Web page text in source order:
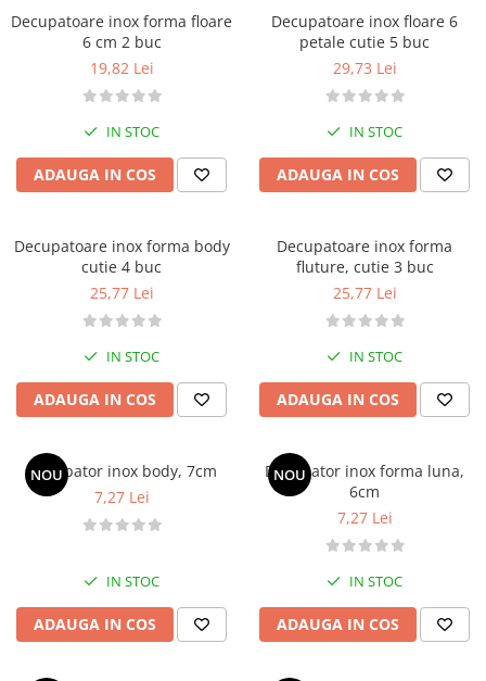
Patiserie,Pizza
Mixere planetare
Aparate copt tarte
Masina de Injectat Crema
Utilaje pentru Intins Aluat/fondant
Matrice Patiserie
Forme Briose
Forme Metal
Forme Silicon
Ustensile Decorare
Duiuri, Sprituri Decorare
Posuri Decorare
Seturi Decorare
Site, Gratare,Blaturi taiere
Termometru
Decupatoare inox forma floare
6 cm 2 buc
19,82 Lei
IN STOC
ADAUGA IN COS
Decupatoare inox floare 6
petale cutie 5 buc
29,73 Lei
IN STOC
ADAUGA IN COS
Decupatoare inox forma body
cutie 4 buc
25,77 Lei
IN STOC
ADAUGA IN COS
Decupatoare inox forma
fluture, cutie 3 buc
25,77 Lei
IN STOC
ADAUGA IN COS
NOU
Decupator inox body, 7cm
7,27 Lei
IN STOC
ADAUGA IN COS
NOU
Decupator inox forma luna,
6cm
7,27 Lei
IN STOC
ADAUGA IN COS